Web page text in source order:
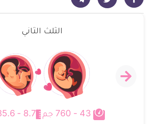
الثلث الثاني
الثلث